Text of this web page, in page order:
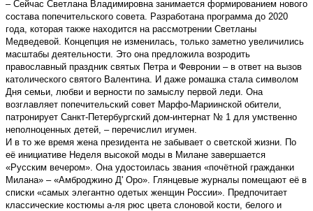
– Сейчас Светлана Владимировна занимается формированием нового
состава попечительского совета. Разработана программа до 2020
года, которая также находится на рассмотрении Светланы
Медведевой. Концепция не изменилась, только заметно увеличились
масштабы деятельности. Это она предложила возродить
православный праздник святых Петра и Февронии – в ответ на вызов
католического святого Валентина. И даже ромашка стала символом
Дня семьи, любви и верности по замыслу первой леди. Она
возглавляет попечительский совет Марфо-Мариинской обители,
патронирует Санкт-Петербургский дом-интернат № 1 для умственно
неполноценных детей, – перечислил игумен.
И в то же время жена президента не забывает о светской жизни. По
её инициативе Неделя высокой моды в Милане завершается
«Русским вечером». Она удостоилась звания «почётной гражданки
Милана» – «Амброджино Д' Оро». Глянцевые журналы помещают её в
списки «самых элегантно одетых женщин России». Предпочитает
классические костюмы а-ля рюс цвета слоновой кости, белого и